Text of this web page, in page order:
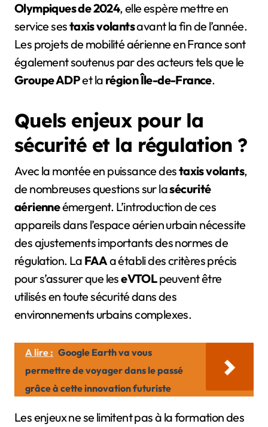
Olympiques de 2024, elle espère mettre en
service sestaxis volantsavant la fin de l’année.
Les projets de mobilité aérienne en France sont
également soutenus par des acteurs tels que le
Groupe ADPet la région Île-de-France.
Quels enjeux pour la
sécurité et la régulation ?
Avec la montée en puissance destaxis volants,
de nombreuses questions sur lasécurité
aérienneémergent. L’introduction de ces
appareils dans l’espace aérien urbain nécessite
des ajustements importants des normes de
régulation. La FAAa établi des critères précis
pour s’assurer que leseVTOLpeuvent être
utilisés en toute sécurité dans des
environnements urbains complexes.
A lire : Google Earth va vous
permettre de voyager dans le passé
grâce à cette innovation futuriste
Les enjeux ne se limitent pas à la formation des